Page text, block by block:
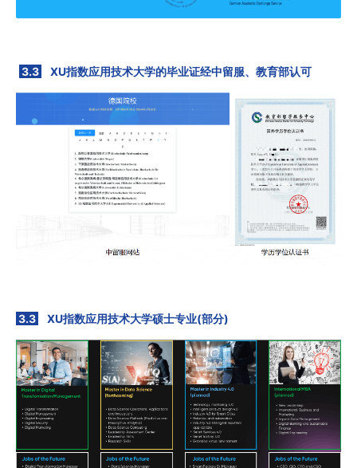
3.3 XU指数应用技术大学的毕业证经中留服、教育部认可
3.3 XU指数应用技术大学硕士专业(部分)